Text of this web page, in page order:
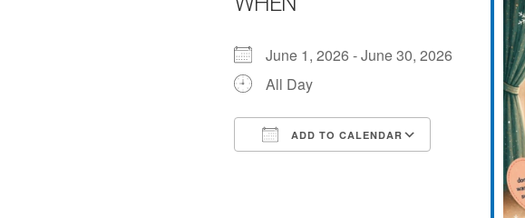
June 1, 2026 - June 30, 2026
All Day
ADD TO CALENDAR
Outlook Live